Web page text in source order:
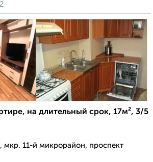
на длительный срок, 17м², 3/5
мкр. 11-й микрорайон, проспект